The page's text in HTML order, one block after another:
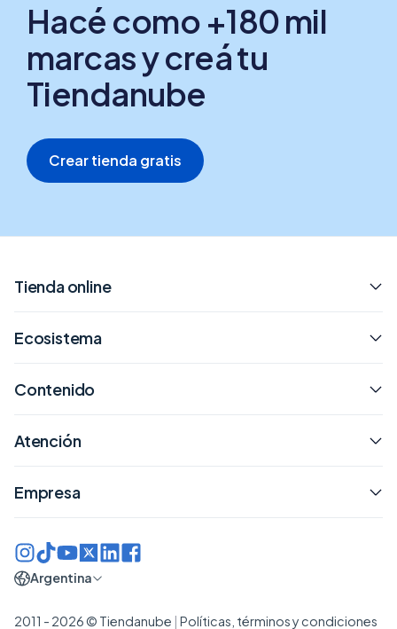
Hacé como +180 mil
marcas y creá tu
Tiendanube
Crear tienda gratis
Tienda online
Ecosistema
Contenido
Atención
Empresa
2011 - 2026 © Tiendanube | Políticas, términos y condiciones
Argentina